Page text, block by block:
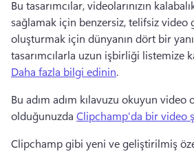
Bu tasarımcılar, videolarınızın
sağlamak için benzersiz, telifsiz
oluşturmak için dünyanın dört bir
tasarımcılarla uzun işbirliği listemize
Daha fazla bilgi edinin.
Bu adım adım kılavuzu okuyun video
olduğunuzda Clipchamp'da bir video
Clipchamp gibi yeni ve geliştirilmiş